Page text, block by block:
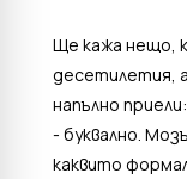
Ще кажа нещо,
десетилетия,
напълно
- буквално.
каквито